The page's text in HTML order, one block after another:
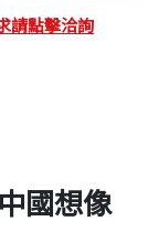
請點擊洽詢
國想像